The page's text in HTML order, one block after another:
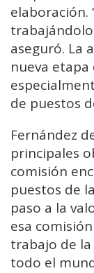
elaboración.
aseguró. La
nueva
de puestos
Fernández
principales
comisión
puestos de
paso a la
esa
trabajo de la
todo el